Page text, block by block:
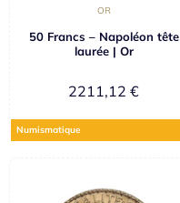
OR
50 Francs – Napoléon tête
laurée | Or
2211,12 €
Numismatique